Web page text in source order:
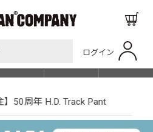
ログイン
SHOP LIST
】50周年 H.D. Track Pant